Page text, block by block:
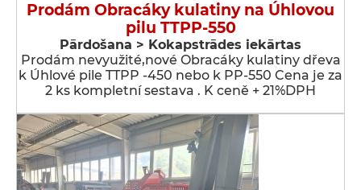
Prodám Obracáky kulatiny na Úhlovou
pilu TTPP-550
Pārdošana > Kokapstrādes iekārtas
Prodám nevyužité,nové Obracáky kulatiny dřeva
k Úhlové pile TTPP -450 nebo k PP-550 Cena je za
2 ks kompletní sestava . K ceně + 21%DPH